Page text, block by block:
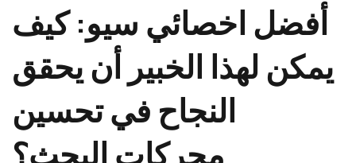
أفضل اخصائي سيو: كيف
يمكن لهذا الخبير أن يحقق
النجاح في تحسين
محركات البحث؟